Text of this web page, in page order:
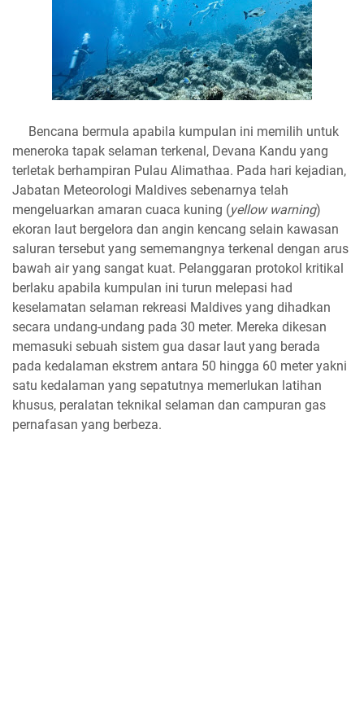
​Bencana bermula apabila kumpulan ini memilih untuk
meneroka tapak selaman terkenal, Devana Kandu yang
terletak berhampiran Pulau Alimathaa. Pada hari kejadian,
Jabatan Meteorologi Maldives sebenarnya telah
mengeluarkan amaran cuaca kuning (yellow warning)
ekoran laut bergelora dan angin kencang selain kawasan
saluran tersebut yang sememangnya terkenal dengan arus
bawah air yang sangat kuat. Pelanggaran protokol kritikal
berlaku apabila kumpulan ini turun melepasi had
keselamatan selaman rekreasi Maldives yang dihadkan
secara undang-undang pada 30 meter. Mereka dikesan
memasuki sebuah sistem gua dasar laut yang berada
pada kedalaman ekstrem antara 50 hingga 60 meter yakni
satu kedalaman yang sepatutnya memerlukan latihan
khusus, peralatan teknikal selaman dan campuran gas
pernafasan yang berbeza.